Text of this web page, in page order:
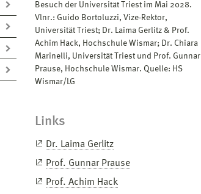
Besuch der Universität Triest im Mai 2028.
Vlnr.: Guido Bortoluzzi, Vize-Rektor,
Universität Triest; Dr. Laima Gerlitz & Prof.
Achim Hack, Hochschule Wismar; Dr. Chiara
Marinelli, Universität Triest und Prof. Gunnar
Prause, Hochschule Wismar. Quelle: HS
Wismar/LG
Links
Dr. Laima Gerlitz
Prof. Gunnar Prause
Prof. Achim Hack